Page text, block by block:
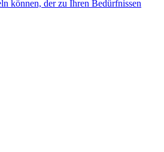
können, der zu Ihren Bedürfnissen